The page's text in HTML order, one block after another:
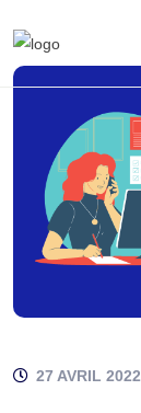
27 AVRIL 2022